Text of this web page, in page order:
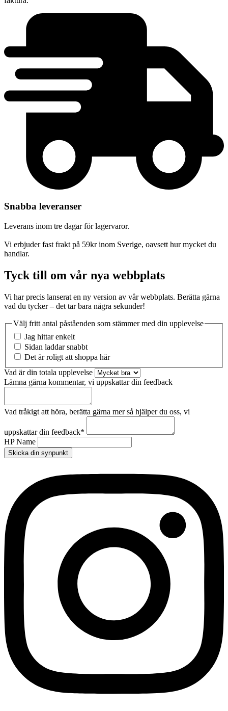
Snabba leveranser
Leverans inom tre dagar för lagervaror.
Vi erbjuder fast frakt på 59kr inom Sverige, oavsett hur mycket du
handlar.
Tyck till om vår nya webbplats
Vi har precis lanserat en ny version av vår webbplats. Berätta gärna
vad du tycker – det tar bara några sekunder!
Välj fritt antal påståenden som stämmer med din upplevelse
Jag hittar enkelt
Sidan laddar snabbt
Det är roligt att shoppa här
Vad är din totala upplevelse
Lämna gärna kommentar, vi uppskattar din feedback
Vad tråkigt att höra, berätta gärna mer så hjälper du oss, vi
uppskattar din feedback*
HP Name
Skicka din synpunkt